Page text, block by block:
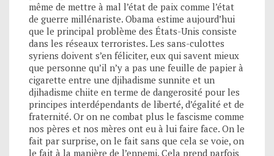
même de mettre à mal l’état de paix comme l’état
de guerre millénariste. Obama estime aujourd’hui
que le principal problème des États-Unis consiste
dans les réseaux terroristes. Les sans-culottes
syriens doivent s’en féliciter, eux qui savent mieux
que personne qu’il n’y a pas une feuille de papier à
cigarette entre une djihadisme sunnite et un
djihadisme chiite en terme de dangerosité pour les
principes interdépendants de liberté, d’égalité et de
fraternité. Or on ne combat plus le fascisme comme
nos pères et nos mères ont eu à lui faire face. On le
fait par surprise, on le fait sans que cela se voie, on
le fait à la manière de l’ennemi. Cela prend parfois